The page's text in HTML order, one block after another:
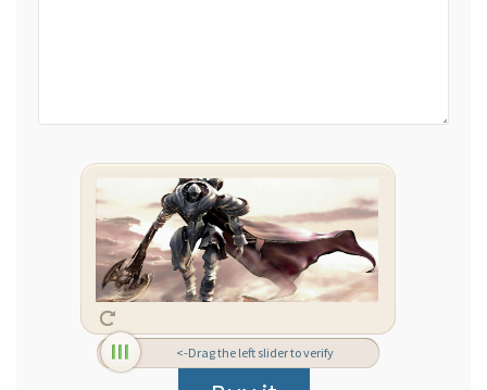
<-Drag the left slider to verify